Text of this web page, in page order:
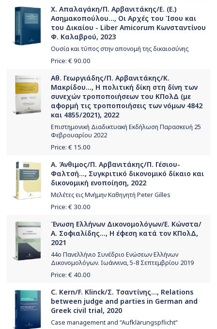
Χ. Απαλαγάκη/Π. Αρβανιτάκης/Ε. (Ε.)
Ασημακοπούλου..., Οι Αρχές του Ίσου και
του Δικαίου - Liber Amicorum Κωνσταντίνου
Φ. Καλαβρού, 2023
Ουσία και τύπος στην απονομή της δικαιοσύνης
Price: € 90.00
Αθ. Γεωργιάδης/Π. Αρβανιτάκης/Κ.
Μακρίδου..., Η πολιτική δίκη στη δίνη των
συνεχών τροποποιήσεων του ΚΠολΔ (με
αφορμή τις τροποποιήσεις των νόμων 4842
και 4855/2021), 2022
Επιστημονική Διαδικτυακή Εκδήλωση Παρασκευή 25
Φεβρουαρίου 2022
Price: € 15.00
Α. Άνθιμος/Π. Αρβανιτάκης/Π. Γέσιου-
Φαλτσή..., Συγκριτικό δικονομικό δίκαιο και
δικονομική ενοποίηση, 2022
Μελέτες εις Μνήμην Καθηγητή Peter Gilles
Price: € 30.00
Ένωση Ελλήνων Δικονομολόγων/Ε. Κώνστα/
Α. Σοφιαλίδης..., Η έφεση κατά τον ΚΠολΔ,
2021
44ο Πανελλήνιο Συνέδριο Ενώσεων Ελλήνων
Δικονομολόγων. Ιωάννινα, 5-8 Σεπτεμβρίου 2019
Price: € 40.00
C. Kern/F. Klinck/Σ. Τσαντίνης..., Relations
between judge and parties in German and
Greek civil trial, 2020
Case management and “Aufklärungspflicht“